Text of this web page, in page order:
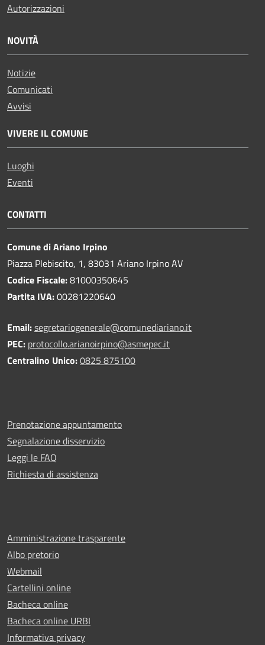
Autorizzazioni
NOVITÀ
Notizie
Comunicati
Avvisi
VIVERE IL COMUNE
Luoghi
Eventi
CONTATTI
Comune di Ariano Irpino
Piazza Plebiscito, 1, 83031 Ariano Irpino AV
Codice Fiscale:81000350645
Partita IVA:00281220640
Email:segretariogenerale@comunediariano.it
PEC: protocollo.arianoirpino@asmepec.it
Centralino Unico:0825 875100
Prenotazione appuntamento
Segnalazione disservizio
Leggi le FAQ
Richiesta di assistenza
Amministrazione trasparente
Albo pretorio
Webmail
Cartellini online
Bacheca online
Bacheca online URBI
Informativa privacy